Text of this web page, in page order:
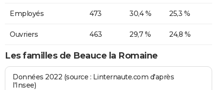
Employés 473 30,4 % 25,3 %
Ouvriers 463 29,7 % 24,8 %
Les familles de Beauce la Romaine
Données 2022 (source : Linternaute.com d'après
l'Insee)